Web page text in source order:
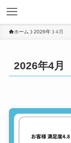
ホーム 2026年 4月
2026年4月